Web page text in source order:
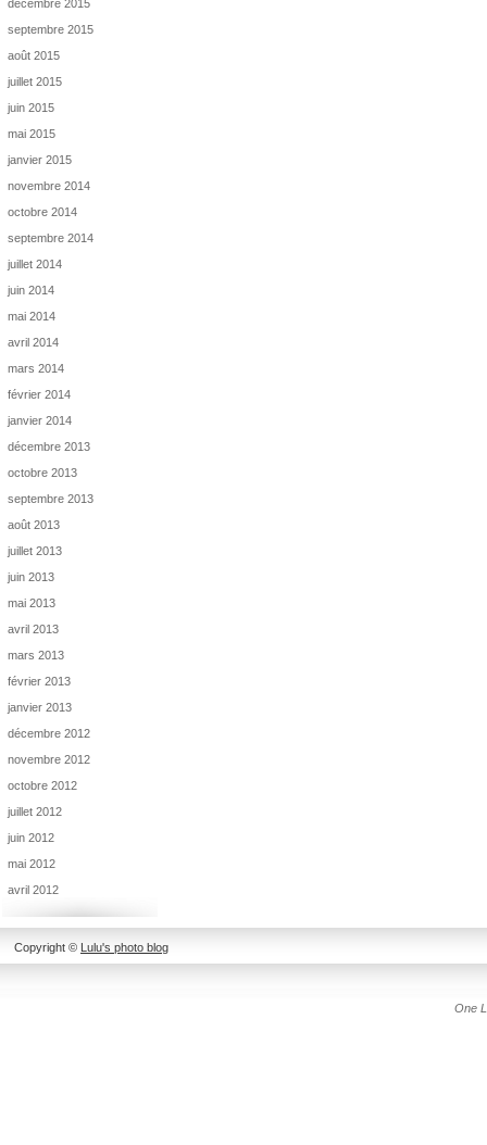
décembre 2015
septembre 2015
août 2015
juillet 2015
juin 2015
mai 2015
janvier 2015
novembre 2014
octobre 2014
septembre 2014
juillet 2014
juin 2014
mai 2014
avril 2014
mars 2014
février 2014
janvier 2014
décembre 2013
octobre 2013
septembre 2013
août 2013
juillet 2013
juin 2013
mai 2013
avril 2013
mars 2013
février 2013
janvier 2013
décembre 2012
novembre 2012
octobre 2012
juillet 2012
juin 2012
mai 2012
avril 2012
Copyright © Lulu's photo blog
One